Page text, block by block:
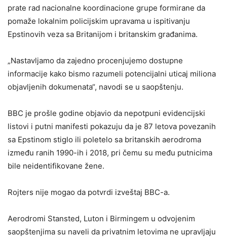
prate rad nacionalne koordinacione grupe formirane da
pomaže lokalnim policijskim upravama u ispitivanju
Epstinovih veza sa Britanijom i britanskim građanima.
„Nastavljamo da zajedno procenjujemo dostupne
informacije kako bismo razumeli potencijalni uticaj miliona
objavljenih dokumenata“, navodi se u saopštenju.
BBC je prošle godine objavio da nepotpuni evidencijski
listovi i putni manifesti pokazuju da je 87 letova povezanih
sa Epstinom stiglo ili poletelo sa britanskih aerodroma
između ranih 1990-ih i 2018, pri čemu su među putnicima
bile neidentifikovane žene.
Rojters nije mogao da potvrdi izveštaj BBC-a.
Aerodromi Stansted, Luton i Birmingem u odvojenim
saopštenjima su naveli da privatnim letovima ne upravljaju